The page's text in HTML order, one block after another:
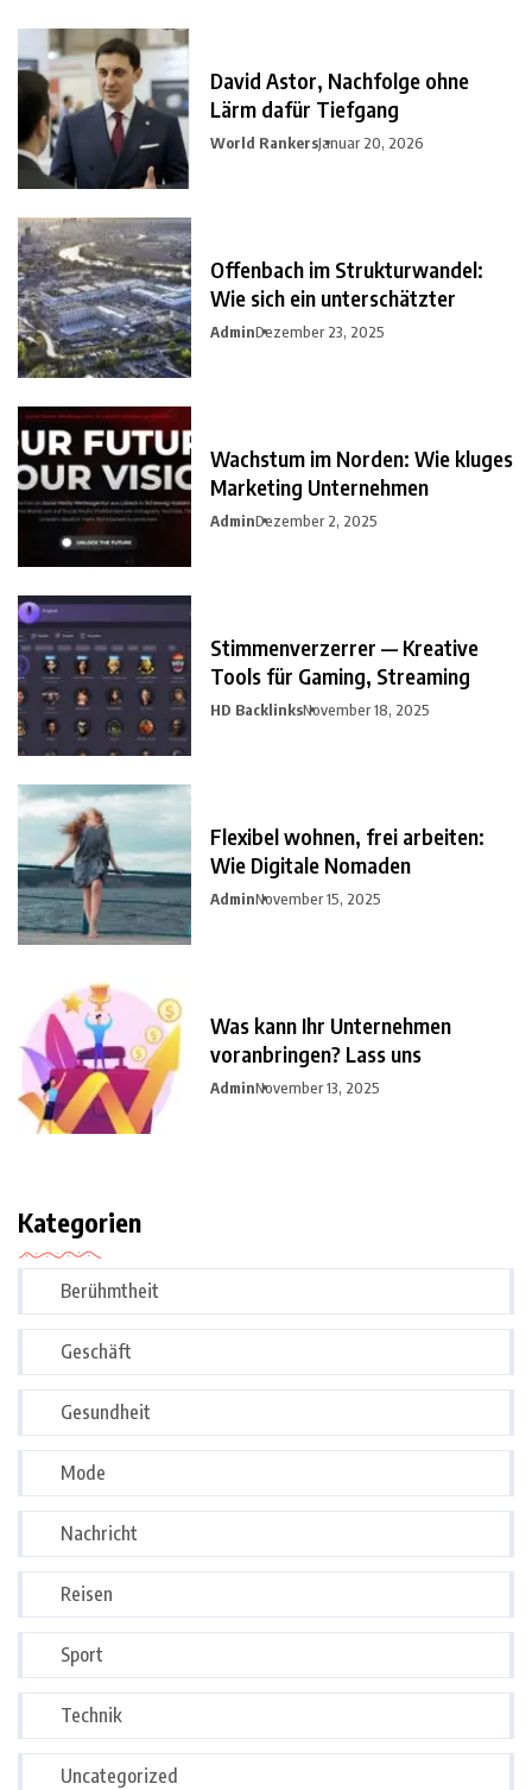
David Astor, Nachfolge ohne
Lärm dafür Tiefgang
World RankersJanuar 20, 2026
Offenbach im Strukturwandel:
Wie sich ein unterschätzter
AdminDezember 23, 2025
Wachstum im Norden: Wie kluges
Marketing Unternehmen
AdminDezember 2, 2025
Stimmenverzerrer — Kreative
Tools für Gaming, Streaming
HD BacklinksNovember 18, 2025
Flexibel wohnen, frei arbeiten:
Wie Digitale Nomaden
AdminNovember 15, 2025
Was kann Ihr Unternehmen
voranbringen? Lass uns
AdminNovember 13, 2025
Kategorien
Berühmtheit
Geschäft
Gesundheit
Mode
Nachricht
Reisen
Sport
Technik
Uncategorized